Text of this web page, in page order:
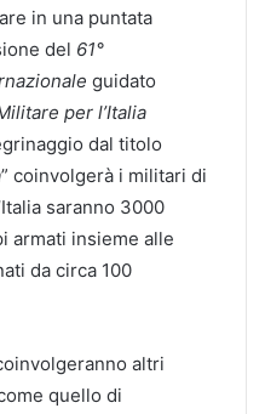
in una puntata
del 61°
guidato
per l’Italia
dal titolo
” coinvolgerà i militari di
saranno 3000
armati insieme alle
da circa 100
altri
quello di